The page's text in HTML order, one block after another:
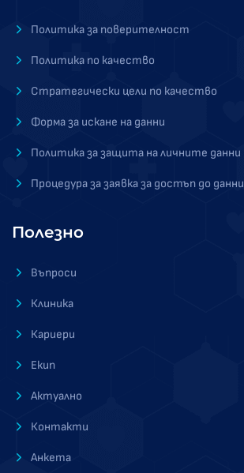
Политика за поверителност
Политика по качество
Стратегически цели по качество
Форма за искане на данни
Политика за защита на личните данни
Процедура за заявка за достъп до данни
Полезно
Въпроси
Клиника
Кариери
Екип
Актуално
Контакти
Анкета